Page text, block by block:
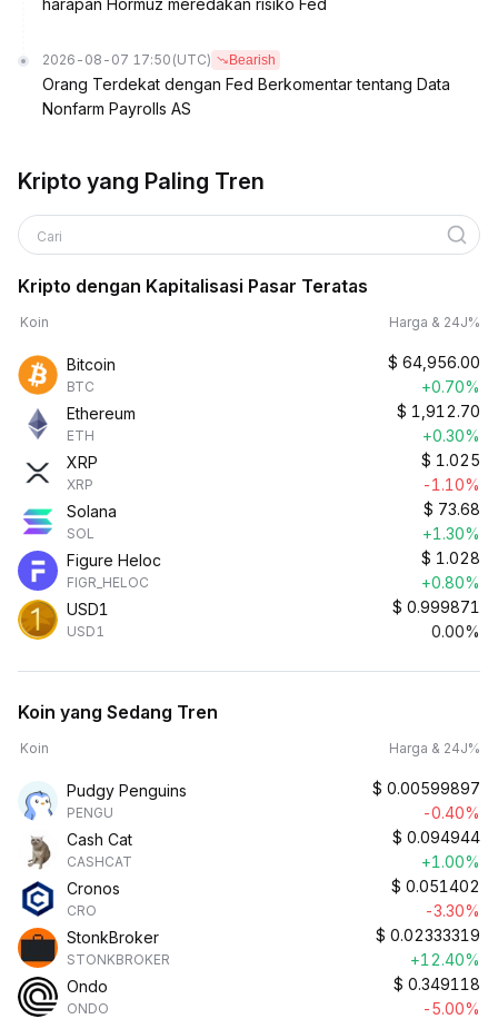
harapan Hormuz meredakan risiko Fed
2026-08-07 17:50 (UTC) Bearish
Orang Terdekat dengan Fed Berkomentar tentang Data
Nonfarm Payrolls AS
Kripto yang Paling Tren
Cari
Kripto dengan Kapitalisasi Pasar Teratas
Koin Harga & 24J%
Bitcoin
BTC
$ 64,956.00
+0.70%
Ethereum
ETH
$ 1,912.70
+0.30%
XRP
XRP
$ 1.025
-1.10%
Solana
SOL
$ 73.68
+1.30%
Figure Heloc
FIGR_HELOC
$ 1.028
+0.80%
USD1
USD1
$ 0.999871
0.00%
Koin yang Sedang Tren
Koin Harga & 24J%
Pudgy Penguins
PENGU
$ 0.00599897
-0.40%
Cash Cat
CASHCAT
$ 0.094944
+1.00%
Cronos
CRO
$ 0.051402
-3.30%
StonkBroker
STONKBROKER
$ 0.02333319
+12.40%
Ondo
ONDO
$ 0.349118
-5.00%